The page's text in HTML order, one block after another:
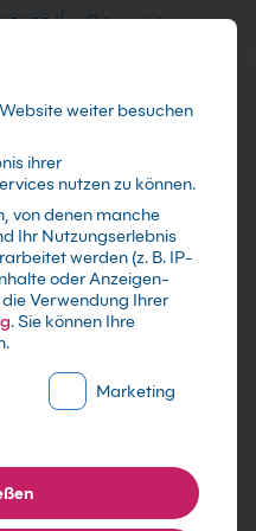
Anmelden
weiter besuchen
ihrer
nutzen zu können.
von denen manche
Ihr Nutzungserlebnis
werden (z. B. IP-
oder Anzeigen-
Verwendung Ihrer
.Sie können Ihre
die eine Einwilligung
Marketing